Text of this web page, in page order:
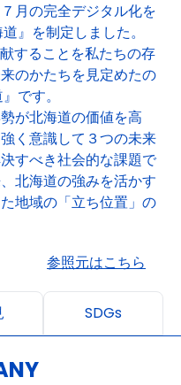
月の完全デジタル化を
』を制定しました。
することを私たちの存
のかたちを見定めたの
です。
が北海道の価値を高
く意識して３つの未来
すべき社会的な課題で
北海道の強みを活かす
地域の「立ち位置」の
参照元はこちら
SDGs